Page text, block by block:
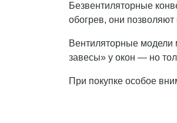
Безвентиляторные
обогрев, они позволяют
Вентиляторные модели
завесы» у окон — но
При покупке особое